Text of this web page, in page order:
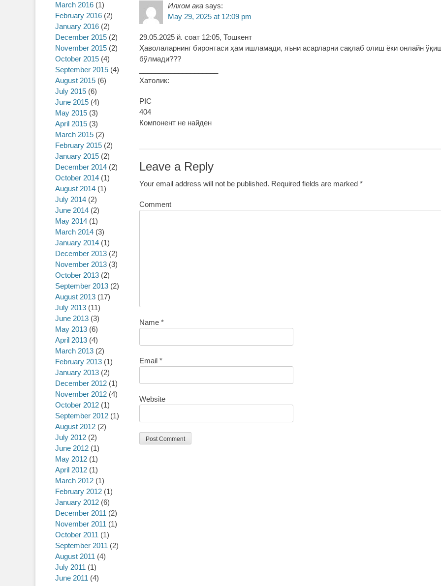
Илхом ака says:
May 29, 2025 at 12:09 pm
29.05.2025 й. соат 12:05, Тошкент
Ҳаволаларнинг биронтаси ҳам ишламади, яъни асарларни сақлаб олиш ёки онлайн
бўлмади???
Хатолик:
PIC
404
Компонент не найден
Leave a Reply
Your email address will not be published. Required fields are marked *
Comment
Name *
Email *
Website
March 2016 (1)
February 2016 (2)
January 2016 (2)
December 2015 (2)
November 2015 (2)
October 2015 (4)
September 2015 (4)
August 2015 (6)
July 2015 (6)
June 2015 (4)
May 2015 (3)
April 2015 (3)
March 2015 (2)
February 2015 (2)
January 2015 (2)
December 2014 (2)
October 2014 (1)
August 2014 (1)
July 2014 (2)
June 2014 (2)
May 2014 (1)
March 2014 (3)
January 2014 (1)
December 2013 (2)
November 2013 (3)
October 2013 (2)
September 2013 (2)
August 2013 (17)
July 2013 (11)
June 2013 (3)
May 2013 (6)
April 2013 (4)
March 2013 (2)
February 2013 (1)
January 2013 (2)
December 2012 (1)
November 2012 (4)
October 2012 (1)
September 2012 (1)
August 2012 (2)
July 2012 (2)
June 2012 (1)
May 2012 (1)
April 2012 (1)
March 2012 (1)
February 2012 (1)
January 2012 (6)
December 2011 (2)
November 2011 (1)
October 2011 (1)
September 2011 (2)
August 2011 (4)
July 2011 (1)
June 2011 (4)